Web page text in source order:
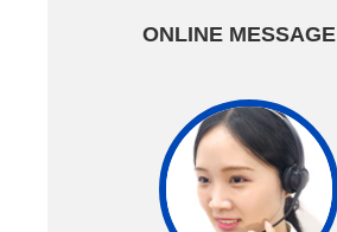
ONLINE MESSAGE